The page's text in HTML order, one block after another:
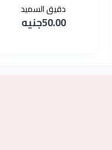
دقيق السميد
50.00جنيه